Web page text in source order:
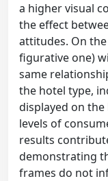
a higher visual
the effect
attitudes. On
figurative one)
same
the hotel type,
displayed on
levels of
results
demonstrating
frames do not